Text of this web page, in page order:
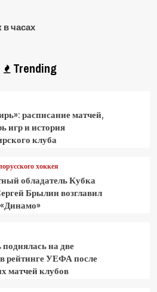
часах
Trending
расписание матчей,
игр и история
клуба
хоккея
обладатель Кубка
Брылин возглавил
поднялась на две
рейтинге УЕФА после
матчей клубов